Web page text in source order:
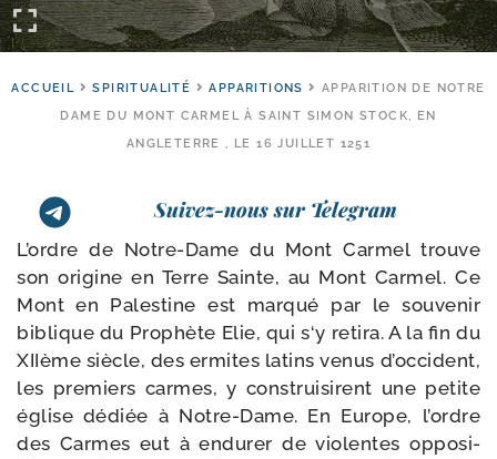
ACCUEIL SPIRITUALITÉ APPARITIONS
APPARITION DE NOTRE
DAME DU MONT CARMEL À SAINT SIMON STOCK, EN
ANGLETERRE , LE 16 JUILLET 1251
Suivez-nous sur Telegram
L’ordre de Notre-​Dame du Mont Carmel trouve
son ori­gine en Terre Sainte, au Mont Carmel. Ce
Mont en Palestine est mar­qué par le sou­ve­nir
biblique du Prophète Elie, qui s‘y reti­ra. A la fin du
XIIème siècle, des ermites latins venus d’occident,
les pre­miers carmes, y construi­sirent une petite
église dédiée à Notre-​Dame. En Europe, l’ordre
des Carmes eut à endu­rer de vio­lentes oppo­si­